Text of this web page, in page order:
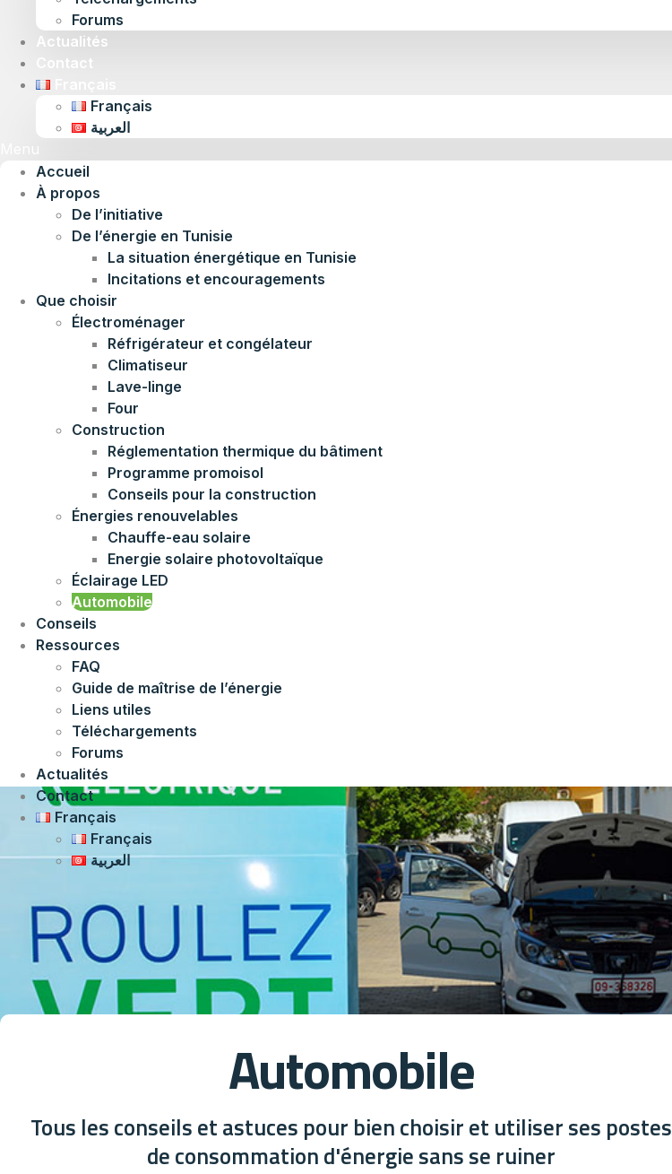
Forums
Actualités
Contact
Français
العربية
Accueil
À propos
De l’initiative
De l’énergie en Tunisie
La situation énergétique en Tunisie
Incitations et encouragements
Que choisir
Électroménager
Réfrigérateur et congélateur
Climatiseur
Lave-linge
Four
Construction
Réglementation thermique du bâtiment
Programme promoisol
Conseils pour la construction
Énergies renouvelables
Chauffe-eau solaire
Energie solaire photovoltaïque
Éclairage LED
Automobile
Conseils
Ressources
FAQ
Guide de maîtrise de l’énergie
Liens utiles
Téléchargements
Forums
Actualités
Contact
Français
Français
العربية
Automobile
Tous les conseils et astuces pour bien choisir et utiliser ses postes
de consommation d'énergie sans se ruiner